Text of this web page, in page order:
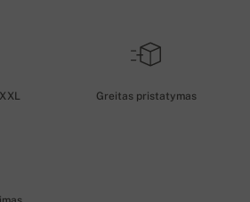
Greitas pristatymas